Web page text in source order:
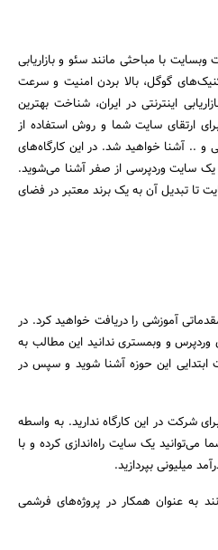
با مباحثی مانند سئو و بازاریابی
گوگل، بالا بردن امنیت و سرعت
اینترنتی در ایران، شناخت بهترین
ارتقای سایت شما و روش استفاده از
و .. آشنا خواهید شد. در این کارگاه‌های
یک سایت وردپرسی از صفر آشنا می‌شوید.
تا تبدیل آن به یک برند معتبر در فضای
آموزشی را دریافت خواهید کرد. در
و وبمستری ندانید این مطالب به
ابتدایی این حوزه آشنا شوید و سپس در
شرکت در این کارگاه ندارید. به واسطه
می‌توانید یک سایت راه‌اندازی کرده و با
میلیونی بپردازید.
به عنوان همکار در پروژه‌های فرشمی